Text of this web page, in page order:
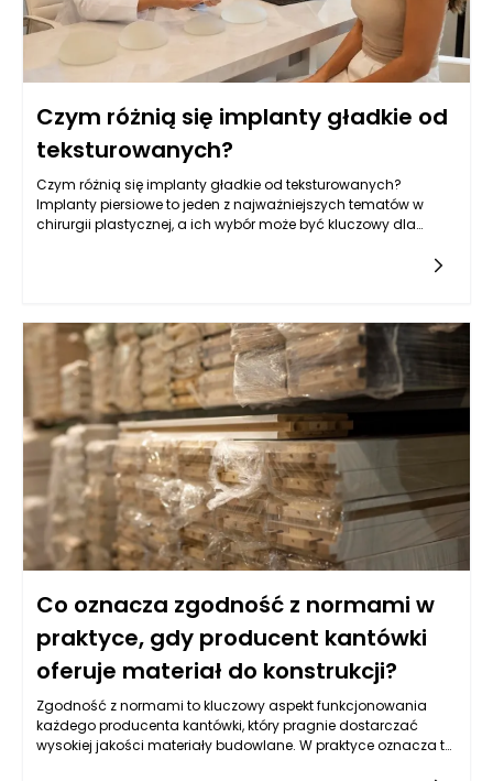
Czym różnią się implanty gładkie od
teksturowanych?
Czym różnią się implanty gładkie od teksturowanych?
Implanty piersiowe to jeden z najważniejszych tematów w
chirurgii plastycznej, a ich wybór może być kluczowy dla
Co oznacza zgodność z normami w
praktyce, gdy producent kantówki
oferuje materiał do konstrukcji?
Zgodność z normami to kluczowy aspekt funkcjonowania
każdego producenta kantówki, który pragnie dostarczać
wysokiej jakości materiały budowlane. W praktyce oznacza to,